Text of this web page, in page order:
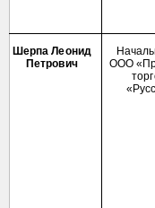
Шерпа Леонид
Петрович
ООО